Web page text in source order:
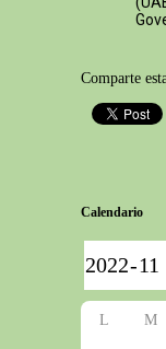
Comparte
Calendario
L M